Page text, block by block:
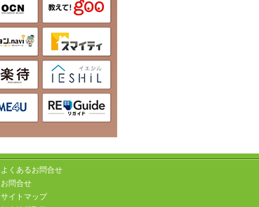
よくあるお問合せ
お問合せ
サイトマップ